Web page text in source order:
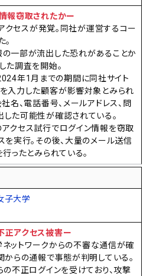
報窃取されたかー
セスが発覚。同社が運営するコー
一部が流出した恐れがあることか
た調査を開始。
年1月までの期間に同社サイト
入力した顧客が影響対象とみられ
名、電話番号、メールアドレス、問
た可能性が確認されている。
クセス試行でログイン情報を窃取
を実行。その後、大量のメール送信
ったとみられている。
子大学
正アクセス被害ー
ットワークからの不審な通信が確
からの通報で事態が判明している。
の不正ログインを受けており、攻撃